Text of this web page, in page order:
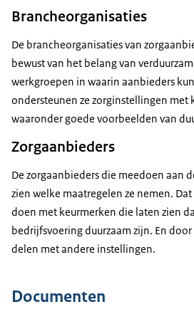
routekaarten Care en Cure
zorgorganisaties hun vastgoed
Brancheorganisaties
De brancheorganisaties van
bewust van het belang van
werkgroepen in waarin aanbieders
ondersteunen ze zorginstellingen met
waaronder goede voorbeelden van
Zorgaanbieders
De zorgaanbieders die meedoen aan
zien welke maatregelen ze nemen.
doen met keurmerken die laten zien
bedrijfsvoering duurzaam zijn. En
delen met andere instellingen.
Documenten